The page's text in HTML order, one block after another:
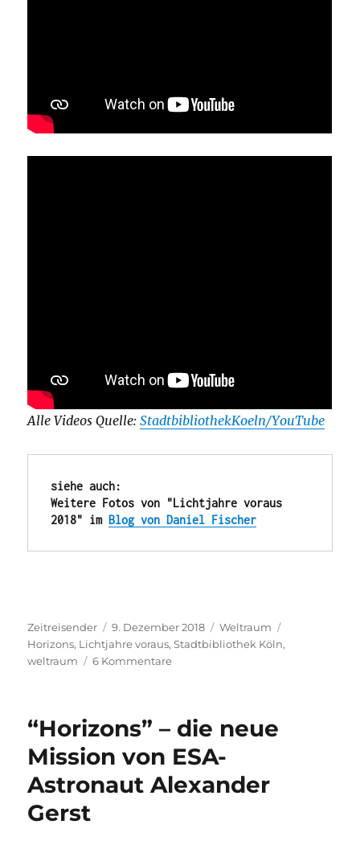
Alle Videos Quelle:StadtbibliothekKoeln/YouTube
siehe auch:
Weitere Fotos von "Lichtjahre voraus
2018" im Blog von Daniel Fischer
Autor
Zeitreisender
Veröffentlicht
am
9. Dezember 2018 Kategorien
Weltraum
Horizons, Lichtjahre voraus,Stadtbibliothek Köln,
weltraum
6 Kommentarezu
voraus
in
der
Stadtbibliothek
“Horizons” – die neue
Mission von ESA-
Astronaut Alexander
Gerst